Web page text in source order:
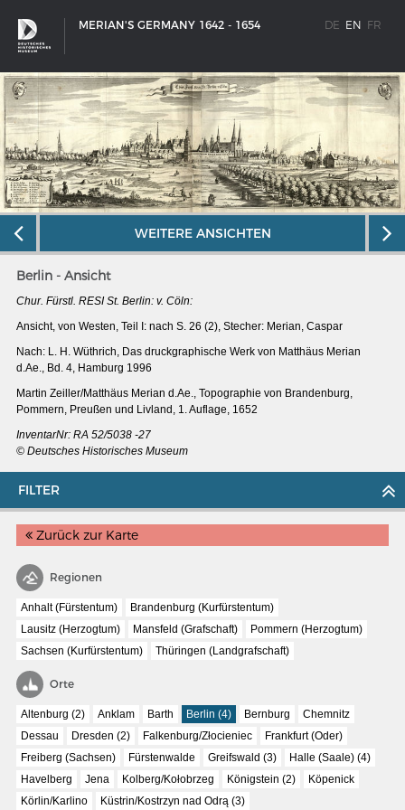
MERIAN'S GERMANY 1642 - 1654 DE EN FR
SHIP TYPES
MERIAN'S GERMANY 1642 - 1654
Interaktive Karte
Image gallery
Imprint
FILTER
Zurück zur Karte
Regionen
Anhalt (Fürstentum)
Brandenburg (Kurfürstentum)
Lausitz (Herzogtum)
Mansfeld (Grafschaft)
Pommern (Herzogtum)
Sachsen (Kurfürstentum)
Thüringen (Landgrafschaft)
Orte
Altenburg (2) Anklam Barth Berlin (4) Bernburg
Chemnitz
Dessau
Dresden (2) Falkenburg/Złocieniec
Frankfurt (Oder)
Freiberg (Sachsen)
Fürstenwalde Greifswald (3)
Halle (Saale) (4)
Havelberg
Jena Kolberg/Kołobrzeg Königstein (2)
Köpenick
Körlin/Karlino
Küstrin/Kostrzyn nad Odrą (3)
WEITERE ANSICHTEN
Berlin - Ansicht
Chur. Fürstl. RESI St. Berlin: v. Cöln:
Ansicht, von Westen, Teil I: nach S. 26 (2), Stecher: Merian, Caspar
Nach: L. H. Wüthrich, Das druckgraphische Werk von Matthäus Merian
d.Ae., Bd. 4, Hamburg 1996
Martin Zeiller/Matthäus Merian d.Ae., Topographie von Brandenburg,
Pommern, Preußen und Livland, 1. Auflage, 1652
InventarNr: RA 52/5038 -27
© Deutsches Historisches Museum